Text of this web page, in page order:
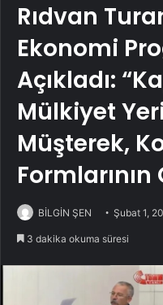
Rıdvan
Ekonomi
Açıkladı:
Mülkiyet
Müşterek,
BİLGİN ŞEN Şubat 1,
3 dakika okuma süresi